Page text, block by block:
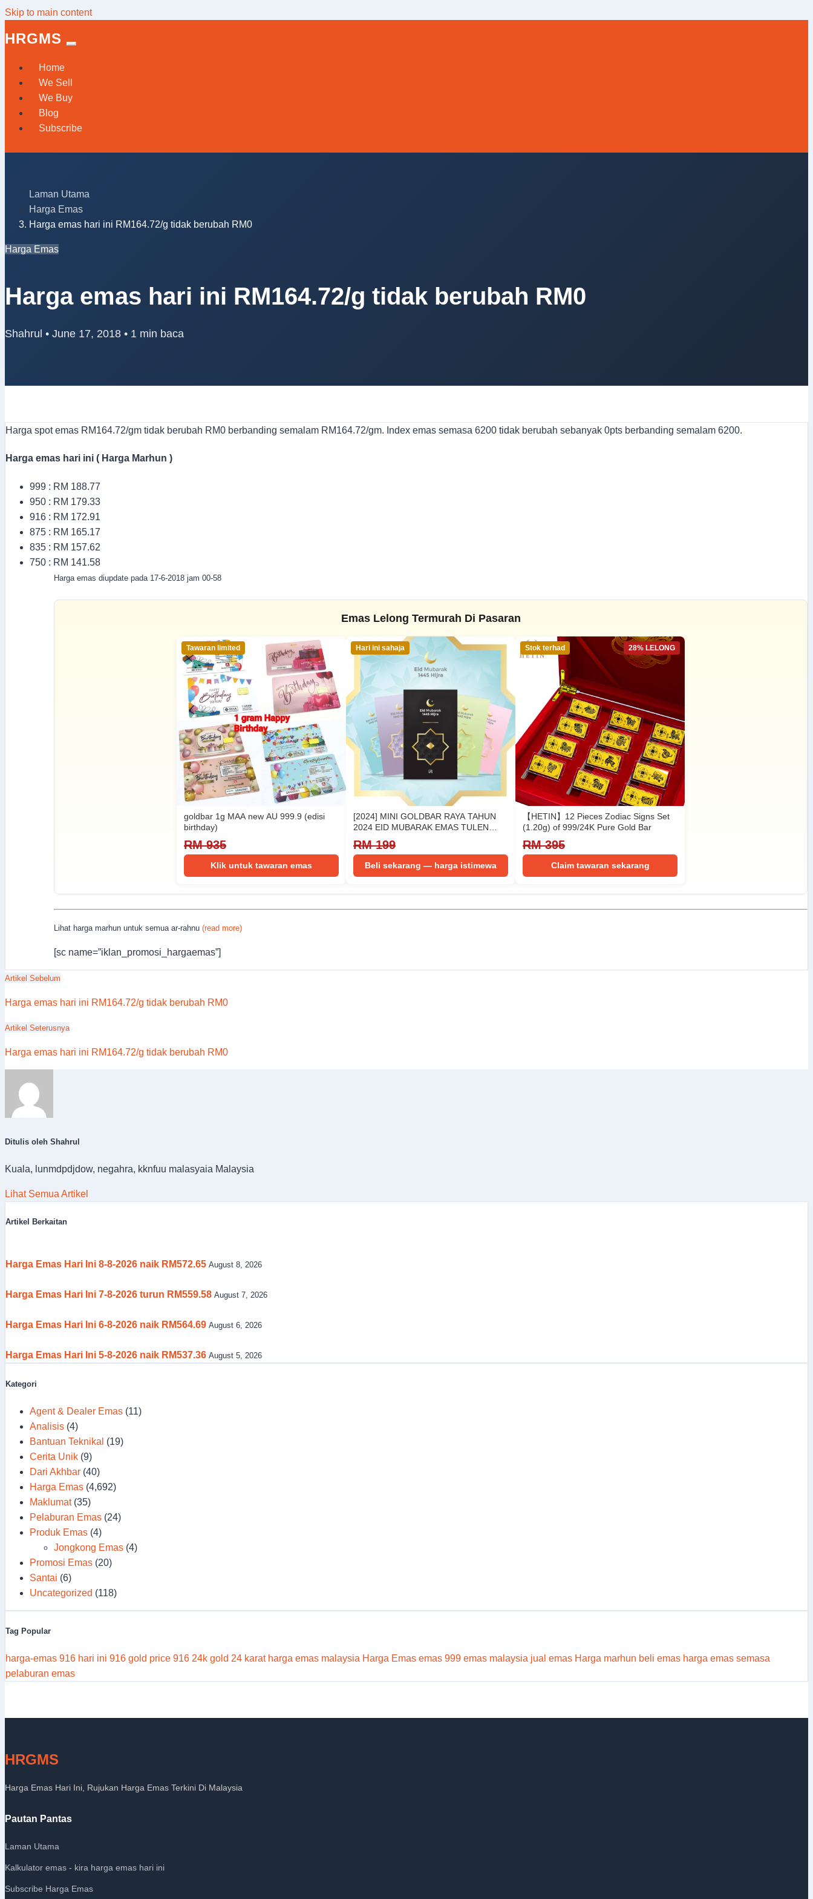
Skip to main content
HRGMS
Home
We Sell
We Buy
Blog
Subscribe
Laman Utama
Harga Emas
Harga emas hari ini RM164.72/g tidak berubah RM0
Harga Emas
Harga emas hari ini RM164.72/g tidak berubah RM0
Shahrul • June 17, 2018 • 1 min baca
Harga spot emas RM164.72/gm tidak berubah RM0 berbanding semalam RM164.72/gm. Index emas semasa 6200 tidak berubah sebanyak 0pts berbanding semalam 6200.
Harga emas hari ini ( Harga Marhun )
999 : RM 188.77
950 : RM 179.33
916 : RM 172.91
875 : RM 165.17
835 : RM 157.62
750 : RM 141.58
Harga emas diupdate pada 17-6-2018 jam 00-58
Emas Lelong Termurah Di Pasaran
Tawaran limited
goldbar 1g MAA new AU 999.9 (edisi
birthday)
RM 935
Klik untuk tawaran emas
Hari ini sahaja
[2024] MINI GOLDBAR RAYA TAHUN
2024 EID MUBARAK EMAS TULEN
RM 199
Beli sekarang — harga istimewa
28% LELONG
Stok terhad
【HETIN】12 Pieces Zodiac Signs Set
(1.20g) of 999/24K Pure Gold Bar
RM 395
Claim tawaran sekarang
Lihat harga marhun untuk semua ar-rahnu (read more)
[sc name=”iklan_promosi_hargaemas”]
Artikel Sebelum
Harga emas hari ini RM164.72/g tidak berubah RM0
Artikel Seterusnya
Harga emas hari ini RM164.72/g tidak berubah RM0
Ditulis oleh Shahrul
Kuala, lunmdpdjdow, negahra, kknfuu malasyaia Malaysia
Lihat Semua Artikel
Artikel Berkaitan
Harga Emas Hari Ini 8-8-2026 naik RM572.65 August 8, 2026
Harga Emas Hari Ini 7-8-2026 turun RM559.58 August 7, 2026
Harga Emas Hari Ini 6-8-2026 naik RM564.69 August 6, 2026
Harga Emas Hari Ini 5-8-2026 naik RM537.36 August 5, 2026
Kategori
Agent & Dealer Emas (11)
Analisis (4)
Bantuan Teknikal (19)
Cerita Unik (9)
Dari Akhbar (40)
Harga Emas (4,692)
Maklumat(35)
Pelaburan Emas (24)
Produk Emas (4)
Jongkong Emas (4)
Promosi Emas (20)
Santai (6)
Uncategorized (118)
Tag Popular
harga-emas 916 hari ini 916 gold price 916 24k gold 24 karat harga emas malaysia Harga Emas emas 999 emas malaysia jual emas Harga marhun beli emas harga emas semasa
pelaburan emas
HRGMS
Harga Emas Hari Ini, Rujukan Harga Emas Terkini Di Malaysia
Pautan Pantas
Laman Utama
Kalkulator emas - kira harga emas hari ini
Subscribe Harga Emas